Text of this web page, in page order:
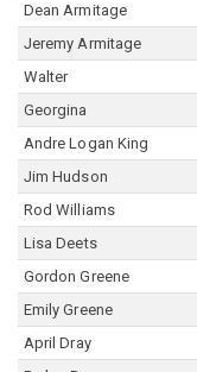
Dean Armitage
Jeremy Armitage
Walter
Georgina
Andre Logan King
Jim Hudson
Rod Williams
Lisa Deets
Gordon Greene
Emily Greene
April Dray